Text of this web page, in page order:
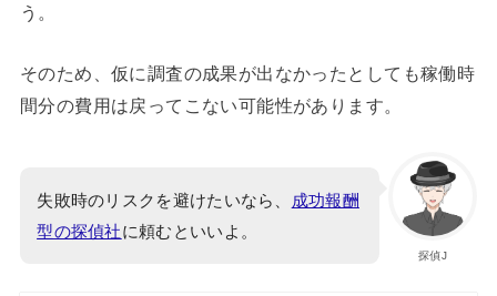
う。
そのため、仮に調査の成果が出なかったとしても稼働時
間分の費用は戻ってこない可能性があります。
探偵J
失敗時のリスクを避けたいなら、
成功報酬
型の探偵社に頼むといいよ。